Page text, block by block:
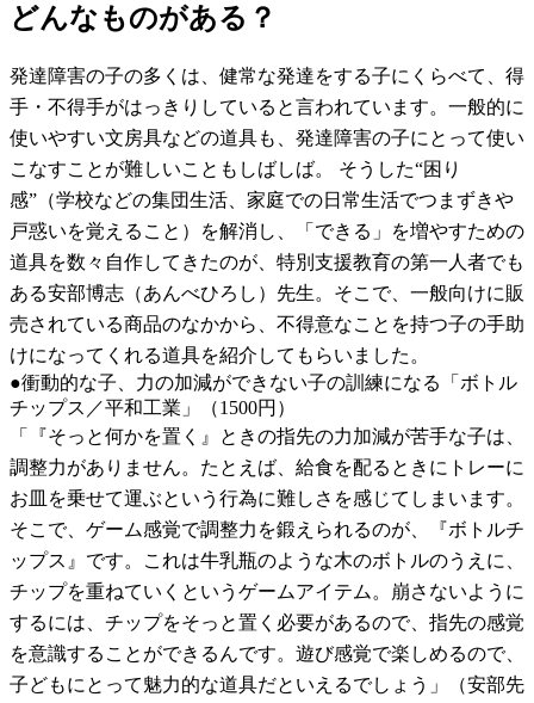
どんなものがある？
発達障害の子の多くは、健常な発達をする子にくらべて、得
手・不得手がはっきりしていると言われています。一般的に
使いやすい文房具などの道具も、発達障害の子にとって使い
こなすことが難しいこともしばしば。 そうした“困り
感”（学校などの集団生活、家庭での日常生活でつまずきや
戸惑いを覚えること）を解消し、「できる」を増やすための
道具を数々自作してきたのが、特別支援教育の第一人者でも
ある安部博志（あんべひろし）先生。そこで、一般向けに販
売されている商品のなかから、不得意なことを持つ子の手助
けになってくれる道具を紹介してもらいました。
●衝動的な子、力の加減ができない子の訓練になる「ボトル
チップス／平和工業」（1500円）
「『そっと何かを置く』ときの指先の力加減が苦手な子は、
調整力がありません。たとえば、給食を配るときにトレーに
お皿を乗せて運ぶという行為に難しさを感じてしまいます。
そこで、ゲーム感覚で調整力を鍛えられるのが、『ボトルチ
ップス』です。これは牛乳瓶のような木のボトルのうえに、
チップを重ねていくというゲームアイテム。崩さないように
するには、チップをそっと置く必要があるので、指先の感覚
を意識することができるんです。遊び感覚で楽しめるので、
子どもにとって魅力的な道具だといえるでしょう」（安部先